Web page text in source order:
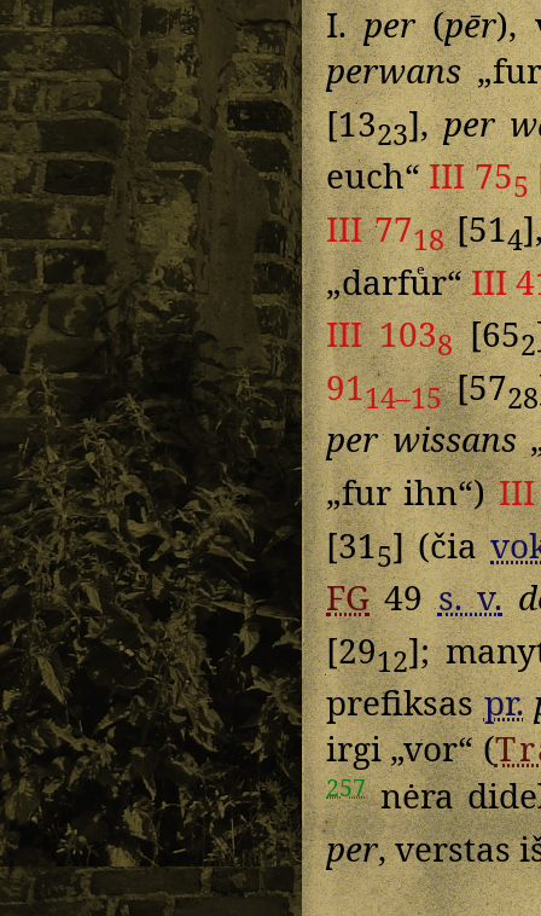
I.per(pēr),
perwans
[1323],per
euch“III 755
III 7718[514
„darfuͤr“III
III 1038[652
9114–15[5728
per wissans
„fur ihn“)III
[315] (čia
FG49s. v.
[2912];
prefiksaspr.
irgi „vor“ (
257nėra
per, verstas